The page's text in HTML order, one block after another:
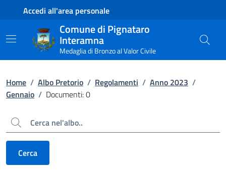
Contenuto principale
Piede di paginaAccedi all'area personale
Comune di Pignataro
Interamna
Medaglia di Bronzo al Valor Civile
Home / Albo Pretorio / Regolamenti / Anno 2023 /
Gennaio / Documenti: 0
Cerca
Cerca